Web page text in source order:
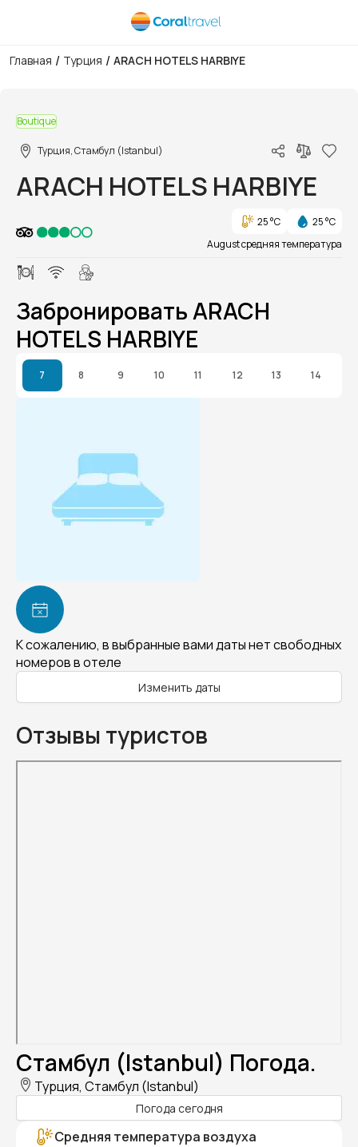
Главная / Турция / ARACH HOTELS HARBIYE
Boutique
Турция, Стамбул (Istanbul)
ARACH HOTELS HARBIYE
25 °C
25 °C
August средняя температура
Забронировать ARACH
HOTELS HARBIYE
7 8 9 10 11 12 13 14
К сожалению, в выбранные вами даты нет свободных
номеров в отеле
Изменить даты
Отзывы туристов
Стамбул (Istanbul) Погода.
Турция, Стамбул (Istanbul)
Погода сегодня
Средняя температура воздуха